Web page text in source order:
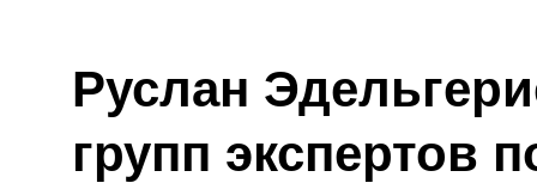
Руслан
групп экспертов